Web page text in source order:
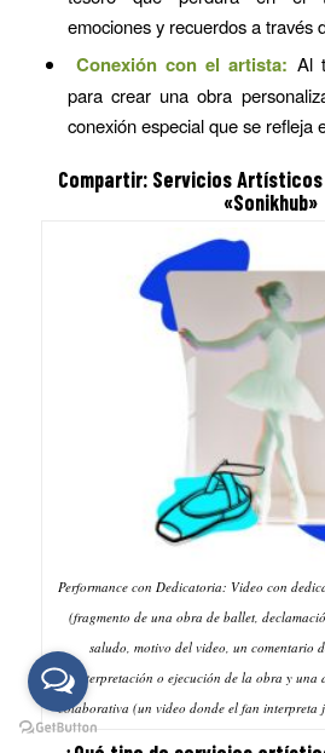
emociones y recuerdos a través
Conexión con el artista: Al
para crear una obra
conexión especial que se refleja
Compartir: Servicios
«Sonikhub»
Performance con Dedicatoria: Video con
(fragmento de una obra de ballet,
saludo, motivo del video, un comentario
interpretación o ejecución de la obra y
colaborativa (un video donde el fan interpreta